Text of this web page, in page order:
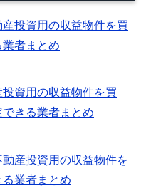
投資用の収益物件を買
者まとめ
資用の収益物件を買
きる業者まとめ
産投資用の収益物件を
業者まとめ